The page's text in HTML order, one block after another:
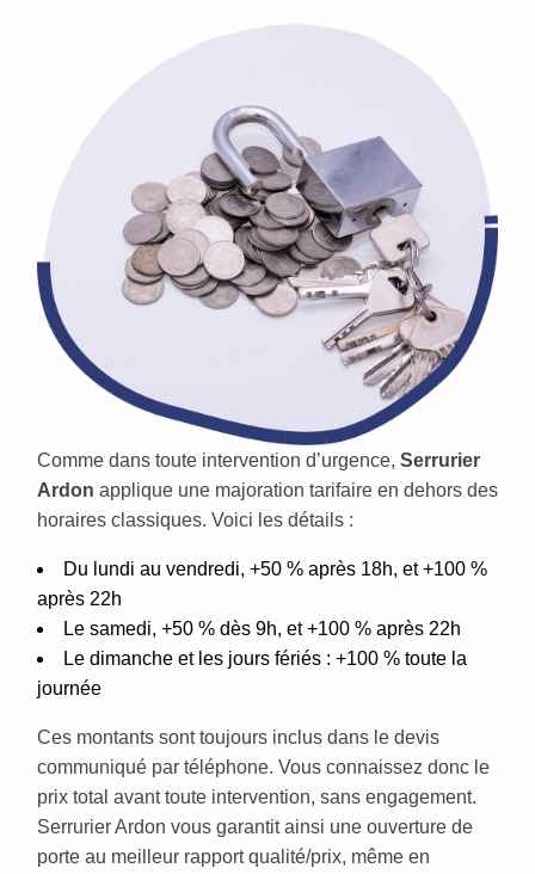
Comme dans toute intervention d’urgence, Serrurier
Ardon applique une majoration tarifaire en dehors des
horaires classiques. Voici les détails :
Du lundi au vendredi, +50 % après 18h, et +100 %
après 22h
Le samedi, +50 % dès 9h, et +100 % après 22h
Le dimanche et les jours fériés : +100 % toute la
journée
Ces montants sont toujours inclus dans le devis
communiqué par téléphone. Vous connaissez donc le
prix total avant toute intervention, sans engagement.
Serrurier Ardon vous garantit ainsi une ouverture de
porte au meilleur rapport qualité/prix, même en